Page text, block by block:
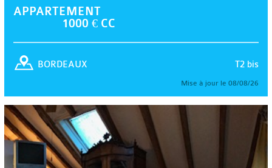
APPARTEMENT
1000 € CC
T2 bis
BORDEAUX
Mise à jour le 08/08/26